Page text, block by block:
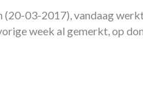
03-2017), vandaag
week al gemerkt, op